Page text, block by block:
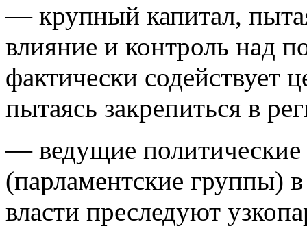
— крупный капитал,
влияние и контроль над
фактически содействует
пытаясь закрепиться в
— ведущие
(парламентские группы)
власти преследуют